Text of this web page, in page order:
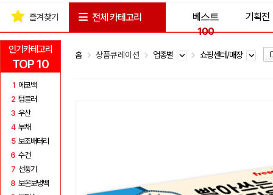
인기카테고리
TOP 10
1 에코백
2 텀블러
3 우산
4 부채
5 보조배터리
6 수건
7 선풍기
8 보온보냉백
즐겨찾기 전체 카테고리
베스트
100
기획전
홈 상품큐레이션 업종별 쇼핑센터/매장